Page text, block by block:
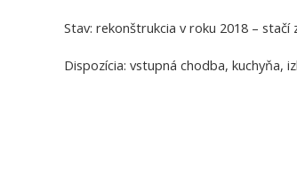
Stav: rekonštrukcia v roku 2018 – stačí
Dispozícia: vstupná chodba, kuchyňa,